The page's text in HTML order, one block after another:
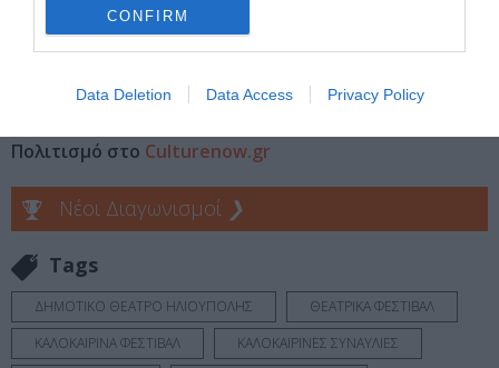
CONFIRM
Data Deletion Data Access Privacy Policy
Ακολουθήστε το Culturenow.gr στοGoogle Newsκαι
Πολιτισμό στο Culturenow.gr
Νέοι Διαγωνισμοί ❯
Tags
ΔΗΜΟΤΙΚΟ ΘΕΑΤΡΟ ΗΛΙΟΥΠΟΛΗΣ
ΘΕΑΤΡΙΚΑ ΦΕΣΤΙΒΑΛ
ΚΑΛΟΚΑΙΡΙΝΑ ΦΕΣΤΙΒΑΛ
ΚΑΛΟΚΑΙΡΙΝΕΣ ΣΥΝΑΥΛΙΕΣ